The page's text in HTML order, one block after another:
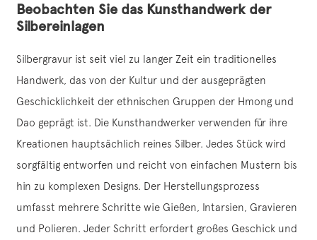
Beobachten Sie das Kunsthandwerk der
Silbereinlagen
Silbergravur ist seit viel zu langer Zeit ein traditionelles
Handwerk, das von der Kultur und der ausgeprägten
Geschicklichkeit der ethnischen Gruppen der Hmong und
Dao geprägt ist. Die Kunsthandwerker verwenden für ihre
Kreationen hauptsächlich reines Silber. Jedes Stück wird
sorgfältig entworfen und reicht von einfachen Mustern bis
hin zu komplexen Designs. Der Herstellungsprozess
umfasst mehrere Schritte wie Gießen, Intarsien, Gravieren
und Polieren. Jeder Schritt erfordert großes Geschick und